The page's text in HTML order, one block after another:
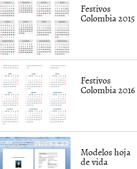
Festivos
Colombia 2015
Festivos
Colombia 2016
Modelos hoja
de vida